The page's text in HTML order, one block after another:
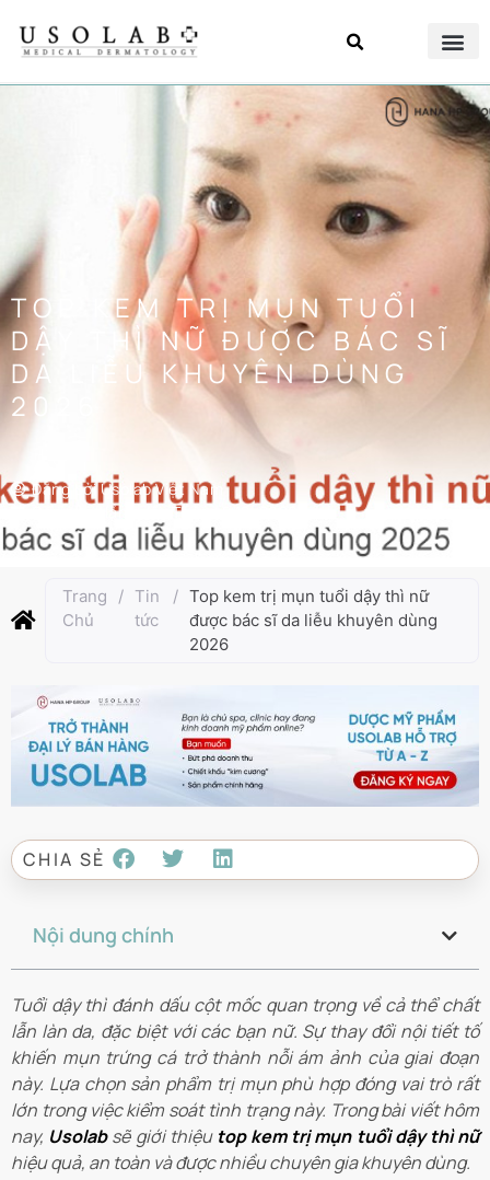
TOP KEM TRỊ MỤN TUỔI
DẬY THÌ NỮ ĐƯỢC BÁC SĨ
DA LIỄU KHUYÊN DÙNG
2026
Đăng bởiUsolab Việt Nam
Cập nhật lần cuối:
Tháng 2 18, 2026
Trang
Chủ
/ Tin
tức
/ Top kem trị mụn tuổi dậy thì nữ
được bác sĩ da liễu khuyên dùng
2026
CHIA SẺ
Nội dung chính
Tuổi dậy thì đánh dấu cột mốc quan trọng về cả thể chất
lẫn làn da, đặc biệt với các bạn nữ. Sự thay đổi nội tiết tố
khiến mụn trứng cá trở thành nỗi ám ảnh của giai đoạn
này. Lựa chọn sản phẩm trị mụn phù hợp đóng vai trò rất
lớn trong việc kiểm soát tình trạng này. Trong bài viết hôm
nay, Usolabsẽ giới thiệu top kem trị mụn tuổi dậy thì nữ
hiệu quả, an toàn và được nhiều chuyên gia khuyên dùng.